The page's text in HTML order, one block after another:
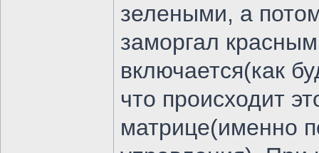
зелеными, а
заморгал
включается(как
что происходит
матрице(именно